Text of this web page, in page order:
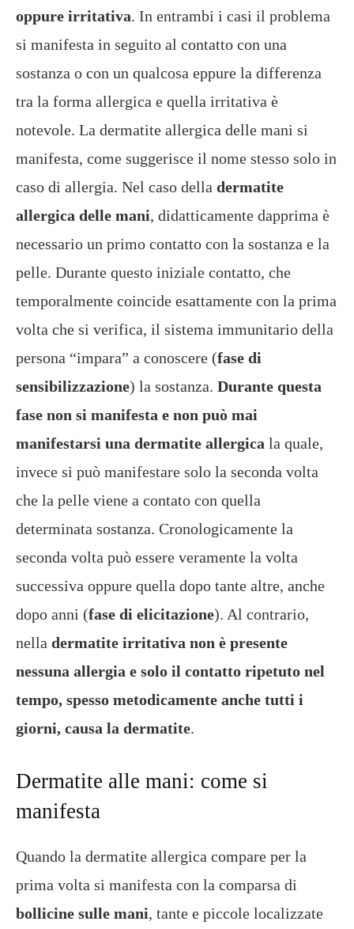
oppure irritativa. In entrambi i casi il problema
si manifesta in seguito al contatto con una
sostanza o con un qualcosa eppure la differenza
tra la forma allergica e quella irritativa è
notevole. La dermatite allergica delle mani si
manifesta, come suggerisce il nome stesso solo in
caso di allergia. Nel caso della dermatite
allergica delle mani, didatticamente dapprima è
necessario un primo contatto con la sostanza e la
pelle. Durante questo iniziale contatto, che
temporalmente coincide esattamente con la prima
volta che si verifica, il sistema immunitario della
persona “impara” a conoscere (fase di
sensibilizzazione) la sostanza. Durante questa
fase non si manifesta e non può mai
manifestarsi una dermatite allergica la quale,
invece si può manifestare solo la seconda volta
che la pelle viene a contato con quella
determinata sostanza. Cronologicamente la
seconda volta può essere veramente la volta
successiva oppure quella dopo tante altre, anche
dopo anni (fase di elicitazione). Al contrario,
nella dermatite irritativa non è presente
nessuna allergia e solo il contatto ripetuto nel
tempo, spesso metodicamente anche tutti i
giorni, causa la dermatite.
Dermatite alle mani: come si
manifesta
Quando la dermatite allergica compare per la
prima volta si manifesta con la comparsa di
bollicine sulle mani, tante e piccole localizzate